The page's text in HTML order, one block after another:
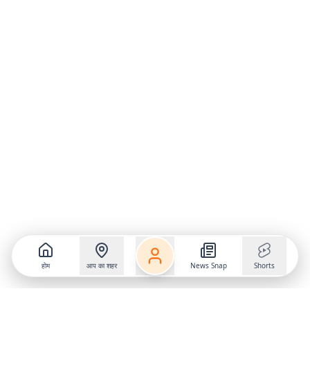
होम आप का शहर News Snap Shorts